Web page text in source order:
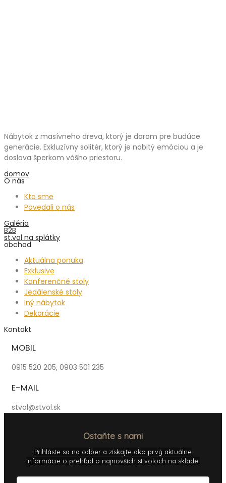
Nábytok z masívneho dreva, ktorý je darom pre budúce
generácie. Exkluzívny solitér, ktorý je nabitý emóciou a je
doslova šperkom vášho priestoru.
domov
O nás
Kto sme
Povedali o nás
Galéria
B2B
st.vol na splátky
obchod
Aktuálna ponuka
Exklusive
Konferenčné stoly
Jedálenské stoly
Iný nábytok
Dekorácie
Kontakt
MOBIL
0915 520 205, 0903 501 235
E-MAIL
stvol@stvol.sk
Ostaňte s nami
Prihláste sa na odber a získajte ako prvý aktuálne
informácie o prehľad o najnovších st.voloch na sklade.